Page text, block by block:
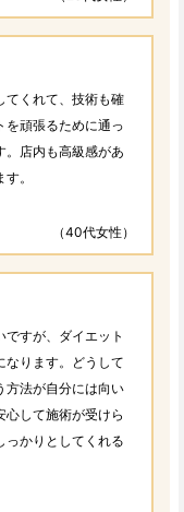
てくれて、技術も確
を頑張るために通っ
。店内も高級感があ
。
（40代女性）
すが、ダイエット
なります。どうして
方法が自分には向い
して施術が受けら
っかりとしてくれる